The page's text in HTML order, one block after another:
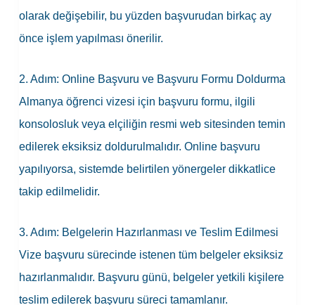
olarak değişebilir, bu yüzden başvurudan birkaç ay
önce işlem yapılması önerilir.
2. Adım: Online Başvuru ve Başvuru Formu Doldurma
Almanya öğrenci vizesi için başvuru formu, ilgili
konsolosluk veya elçiliğin resmi web sitesinden temin
edilerek eksiksiz doldurulmalıdır. Online başvuru
yapılıyorsa, sistemde belirtilen yönergeler dikkatlice
takip edilmelidir.
3. Adım: Belgelerin Hazırlanması ve Teslim Edilmesi
Vize başvuru sürecinde istenen tüm belgeler eksiksiz
hazırlanmalıdır. Başvuru günü, belgeler yetkili kişilere
teslim edilerek başvuru süreci tamamlanır.